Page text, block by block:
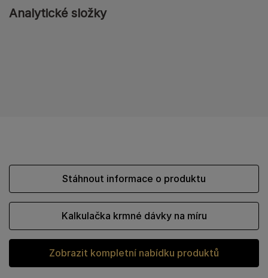
Analytické složky
Zobrazit kompletní nabídku produktů
Stáhnout informace o produktu
Kalkulačka krmné dávky na míru